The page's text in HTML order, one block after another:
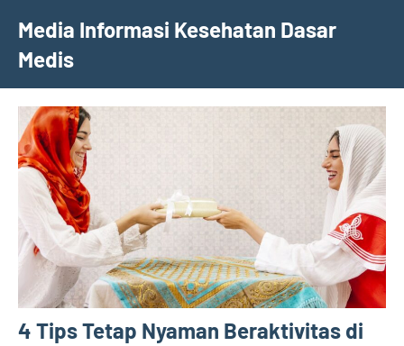
content
Media Informasi Kesehatan Dasar
Medis
4 Tips Tetap Nyaman Beraktivitas di